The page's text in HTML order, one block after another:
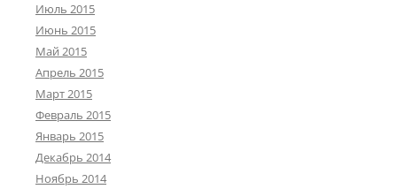
Июль 2015
Июнь 2015
Май 2015
Апрель 2015
Март 2015
Февраль 2015
Январь 2015
Декабрь 2014
Ноябрь 2014